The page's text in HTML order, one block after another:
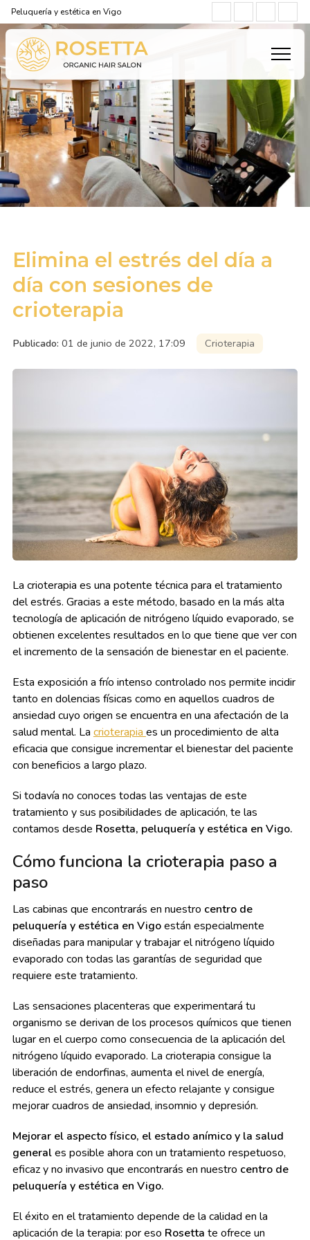
Peluquería y estética en Vigo
Elimina el estrés del día a
día con sesiones de
crioterapia
Publicado: 01 de junio de 2022, 17:09 Crioterapia
La crioterapia es una potente técnica para el tratamiento
del estrés. Gracias a este método, basado en la más alta
tecnología de aplicación de nitrógeno líquido evaporado, se
obtienen excelentes resultados en lo que tiene que ver con
el incremento de la sensación de bienestar en el paciente.
Esta exposición a frío intenso controlado nos permite incidir
tanto en dolencias físicas como en aquellos cuadros de
ansiedad cuyo origen se encuentra en una afectación de la
salud mental. La crioterapia es un procedimiento de alta
eficacia que consigue incrementar el bienestar del paciente
con beneficios a largo plazo.
Si todavía no conoces todas las ventajas de este
tratamiento y sus posibilidades de aplicación, te las
contamos desde Rosetta, peluquería y estética en Vigo.
Cómo funciona la crioterapia paso a
paso
Las cabinas que encontrarás en nuestro centro de
peluquería y estética en Vigoestán especialmente
diseñadas para manipular y trabajar el nitrógeno líquido
evaporado con todas las garantías de seguridad que
requiere este tratamiento.
Las sensaciones placenteras que experimentará tu
organismo se derivan de los procesos químicos que tienen
lugar en el cuerpo como consecuencia de la aplicación del
nitrógeno líquido evaporado. La crioterapia consigue la
liberación de endorfinas, aumenta el nivel de energía,
reduce el estrés, genera un efecto relajante y consigue
mejorar cuadros de ansiedad, insomnio y depresión.
Mejorar el aspecto físico, el estado anímico y la salud
generales posible ahora con un tratamiento respetuoso,
eficaz y no invasivo que encontrarás en nuestro centro de
peluquería y estética en Vigo.
El éxito en el tratamiento depende de la calidad en la
aplicación de la terapia: por eso Rosetta te ofrece un